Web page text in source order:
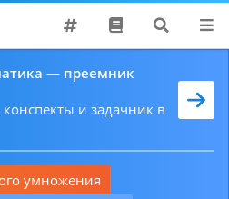
Поддержать
Хронология
Решатели
Проблемы
— преемник
и задачник в
умножения